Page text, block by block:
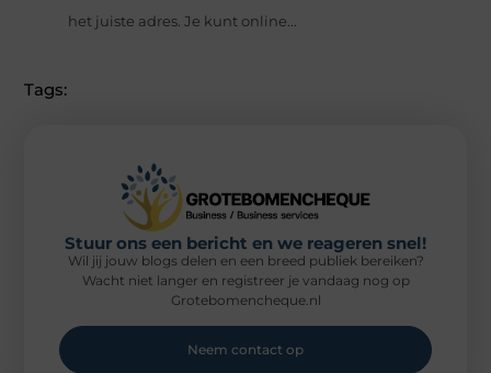
het juiste adres. Je kunt online...
Tags:
Stuur ons een bericht en we reageren snel!
Wil jij jouw blogs delen en een breed publiek bereiken?
Wacht niet langer en registreer je vandaag nog op
Grotebomencheque.nl
Neem contact op